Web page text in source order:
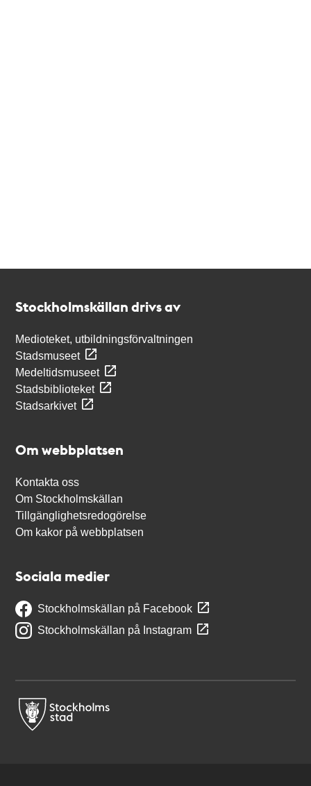
Stockholmskällan drivs av
Medioteket, utbildningsförvaltningen
Stadsmuseet
Medeltidsmuseet
Stadsbiblioteket
Stadsarkivet
Om webbplatsen
Kontakta oss
Om Stockholmskällan
Tillgänglighetsredogörelse
Om kakor på webbplatsen
Sociala medier
Stockholmskällan på Facebook
Stockholmskällan på Instagram